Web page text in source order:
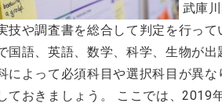
武庫
技や調査書を総合して判定を行っ
国語、英語、数学、科学、生物が
によって必須科目や選択科目が異
ておきましょう。 ここでは、2019